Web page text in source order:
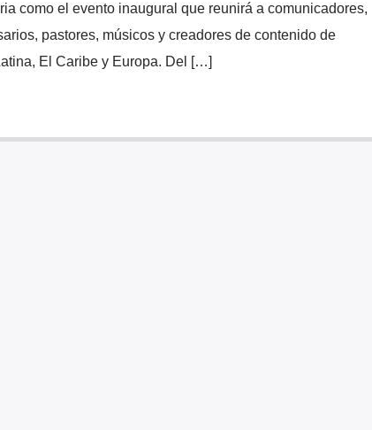
como el evento inaugural que reunirá a comunicadores,
pastores, músicos y creadores de contenido de
El Caribe y Europa. Del […]